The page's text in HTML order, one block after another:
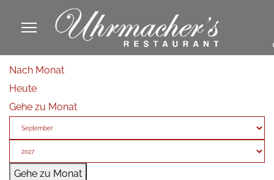
Nach Monat
Heute
Gehe zu Monat
Gehe zu Monat